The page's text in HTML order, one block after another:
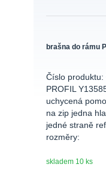
brašna do rámu
Číslo
PROFIL
uchycená
na zip jedna
jedné straně
rozměry:
skladem 10 ks